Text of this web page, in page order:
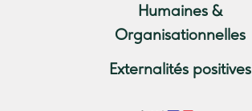
Humaines &
Organisationnelles
Externalités positives